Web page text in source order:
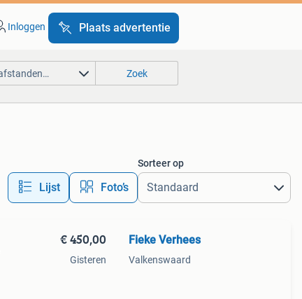
Inloggen Plaats advertentie
Zoek
Lijst Foto’s
Sorteer op
€ 450,00
Gisteren
Fieke Verhees
Valkenswaard